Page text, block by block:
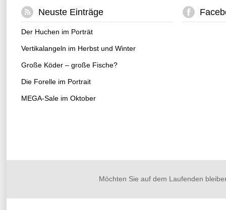
Neuste Einträge
Der Huchen im Porträt
Vertikalangeln im Herbst und Winter
Große Köder – große Fische?
Die Forelle im Portrait
MEGA-Sale im Oktober
Möchten Sie auf dem Laufenden